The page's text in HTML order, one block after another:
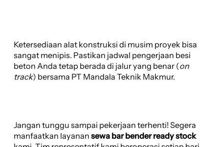
Ketersediaan alat konstruksi di musim proyek bisa
sangat menipis. Pastikan jadwal pengerjaan besi
beton Anda tetap berada di jalur yang benar (on
track) bersama PT Mandala Teknik Makmur.
Jangan tunggu sampai pekerjaan terhenti! Segera
manfaatkan layanan sewa bar bender ready stock